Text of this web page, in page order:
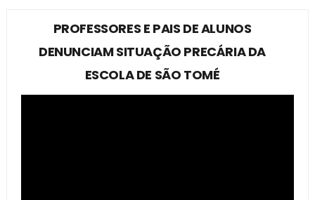
PROFESSORES E PAIS DE ALUNOS
DENUNCIAM SITUAÇÃO PRECÁRIA DA
ESCOLA DE SÃO TOMÉ